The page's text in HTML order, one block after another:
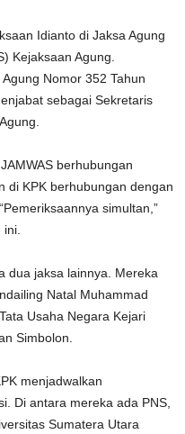
Idianto di Jaksa Agung
Kejaksaan Agung.
Nomor 352 Tahun
sebagai Sekretaris
berhubungan
di KPK berhubungan dengan
simultan,”
dua jaksa lainnya. Mereka
Natal Muhammad
Usaha Negara Kejari
Simbolon.
menjadwalkan
Di antara mereka ada PNS,
Sumatera Utara